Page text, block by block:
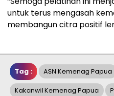
untuk terus mengasah
membangun citra positif
Tag : ASN Kemenag Papua
Kakanwil Kemenag Papua